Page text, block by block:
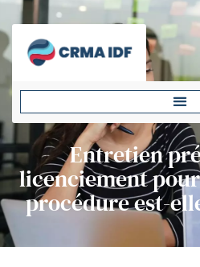
Entretien
licenciement
procédure est-